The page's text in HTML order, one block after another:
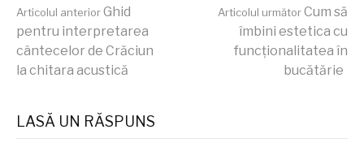
Continuă
lectura
Articolul anteriorGhid
pentru interpretarea
cântecelor de Crăciun
la chitara acustică
Articolul următorCum să
îmbini estetica cu
funcționalitatea în
bucătărie
LASĂ UN RĂSPUNS